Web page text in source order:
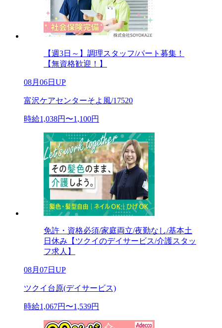
【週3日～】調理スタッフ/パート募集！
【無資格歓迎！】
08月06日UP
富沢ケアセンターそよ風/17520
時給1,038円〜1,100円
免許・資格必須/家庭両立/夜勤なし/基本土
日休み【ツクイのデイサービス/介護スタッ
フ求人】
08月07日UP
ツクイ台原(デイサービス)
時給1,067円〜1,539円